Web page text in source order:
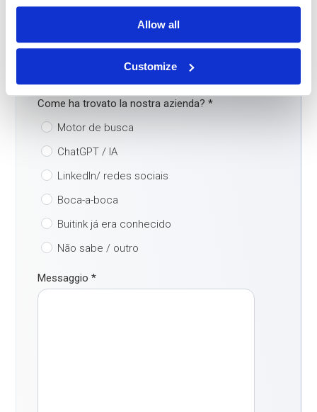
Allow all
Customize
Paese*
Come ha trovato la nostra azienda?*
Motor de busca
ChatGPT / IA
LinkedIn/ redes sociais
Boca-a-boca
Buitink já era conhecido
Não sabe / outro
Messaggio*